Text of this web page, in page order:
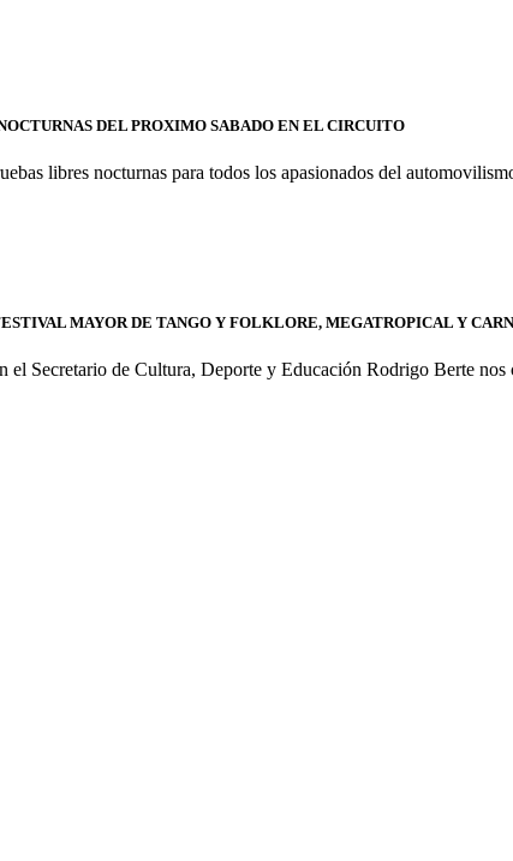
DEL PROXIMO SABADO EN EL CIRCUITO
libres nocturnas para todos los apasionados del
MAYOR DE TANGO Y FOLKLORE, MEGATROPICAL Y
Secretario de Cultura, Deporte y Educación Rodrigo Berte nos